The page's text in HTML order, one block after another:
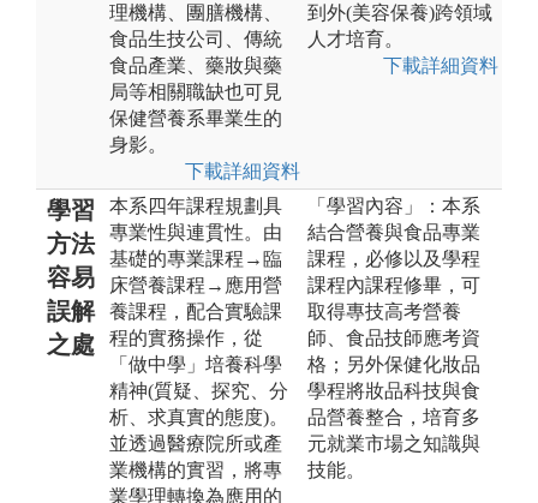
理機構、團膳機構、
食品生技公司、傳統
食品產業、藥妝與藥
局等相關職缺也可見
保健營養系畢業生的
身影。
下載詳細資料
到外(美容保養)跨領域
人才培育。
下載詳細資料
學習
方法
容易
誤解
之處
本系四年課程規劃具
專業性與連貫性。由
基礎的專業課程→臨
床營養課程→應用營
養課程，配合實驗課
程的實務操作，從
「做中學」培養科學
精神(質疑、探究、分
析、求真實的態度)。
並透過醫療院所或產
業機構的實習，將專
業學理轉換為應用的
「學習內容」：本系
結合營養與食品專業
課程，必修以及學程
課程內課程修畢，可
取得專技高考營養
師、食品技師應考資
格；另外保健化妝品
學程將妝品科技與食
品營養整合，培育多
元就業市場之知識與
技能。